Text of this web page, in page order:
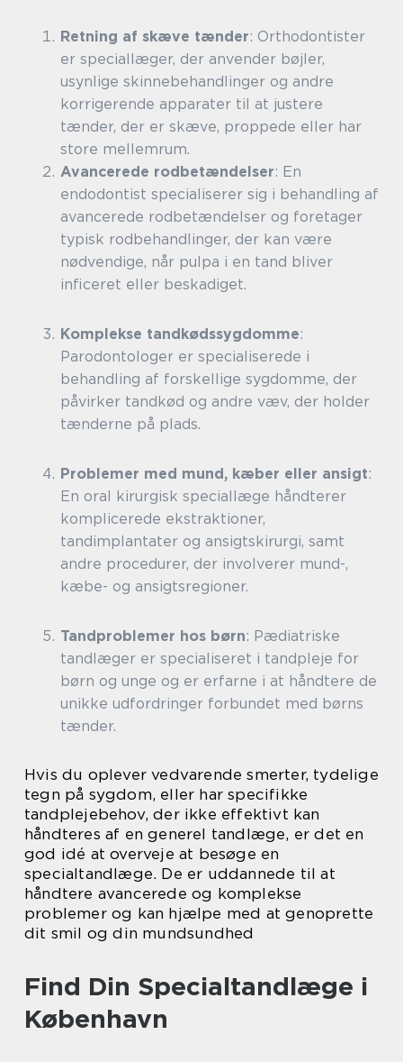
Retning af skæve tænder: Orthodontister
er speciallæger, der anvender bøjler,
usynlige skinnebehandlinger og andre
korrigerende apparater til at justere
tænder, der er skæve, proppede eller har
store mellemrum.
Avancerede rodbetændelser: En
endodontist specialiserer sig i behandling af
avancerede rodbetændelser og foretager
typisk rodbehandlinger, der kan være
nødvendige, når pulpa i en tand bliver
inficeret eller beskadiget.
Komplekse tandkødssygdomme:
Parodontologer er specialiserede i
behandling af forskellige sygdomme, der
påvirker tandkød og andre væv, der holder
tænderne på plads.
Problemer med mund, kæber eller ansigt:
En oral kirurgisk speciallæge håndterer
komplicerede ekstraktioner,
tandimplantater og ansigtskirurgi, samt
andre procedurer, der involverer mund-,
kæbe- og ansigtsregioner.
Tandproblemer hos børn: Pædiatriske
tandlæger er specialiseret i tandpleje for
børn og unge og er erfarne i at håndtere de
unikke udfordringer forbundet med børns
tænder.
Hvis du oplever vedvarende smerter, tydelige
tegn på sygdom, eller har specifikke
tandplejebehov, der ikke effektivt kan
håndteres af en generel tandlæge, er det en
god idé at overveje at besøge en
specialtandlæge. De er uddannede til at
håndtere avancerede og komplekse
problemer og kan hjælpe med at genoprette
dit smil og din mundsundhed
Find Din Specialtandlæge i
København